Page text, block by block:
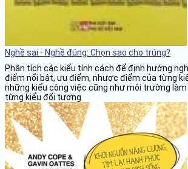
Nghề sai - Nghề đúng: Chọn sao cho trúng?
Phân tích các kiểu tính cách để định hướng
điểm nổi bật, ưu điểm, nhược điểm của từng
những kiểu công việc cũng như môi trường
từng kiểu đối tượng